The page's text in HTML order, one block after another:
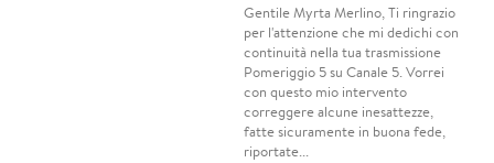
Gentile Myrta Merlino, Ti ringrazio
per l'attenzione che mi dedichi con
continuità nella tua trasmissione
Pomeriggio 5 su Canale 5. Vorrei
con questo mio intervento
correggere alcune inesattezze,
fatte sicuramente in buona fede,
riportate...